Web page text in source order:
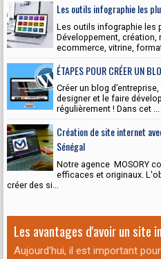
Les outils infographie les
Les outils infographie les
Développement, création,
ecommerce, vitrine,
ÉTAPES POUR CRÉER UN
Créer un blog
designer et le faire
régulièrement ! Dans cet ...
Création de site internet
Sénégal
Notre agence MOSORY
efficaces et originaux.
créer des si...
Les avantages d'avoir un site
Aujourd'hui, il est important